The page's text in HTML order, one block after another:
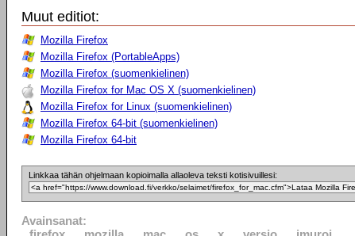
Muut editiot:
Mozilla Firefox
Mozilla Firefox (PortableApps)
Mozilla Firefox (suomenkielinen)
Mozilla Firefox for Mac OS X (suomenkielinen)
Mozilla Firefox for Linux (suomenkielinen)
Mozilla Firefox 64-bit (suomenkielinen)
Mozilla Firefox 64-bit
Linkkaa tähän ohjelmaan kopioimalla allaoleva teksti kotisivuillesi:
Avainsanat: